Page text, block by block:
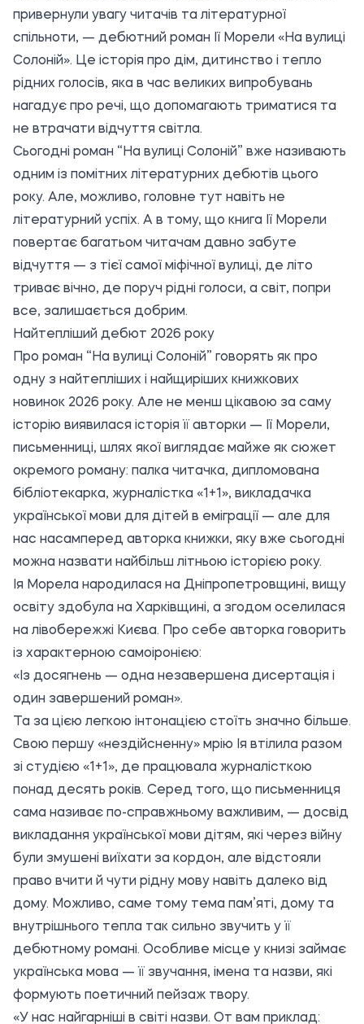
привернули увагу читачів та літературної
спільноти, — дебютний роман Ії Морели «На вулиці
Солоній». Це історія про дім, дитинство і тепло
рідних голосів, яка в час великих випробувань
нагадує про речі, що допомагають триматися та
не втрачати відчуття світла.
Сьогодні роман “На вулиці Солоній” вже називають
одним із помітних літературних дебютів цього
року. Але, можливо, головне тут навіть не
літературний успіх. А в тому, що книга Ії Морели
повертає багатьом читачам давно забуте
відчуття — з тієї самої міфічної вулиці, де літо
триває вічно, де поруч рідні голоси, а світ, попри
все, залишається добрим.
Найтепліший дебют 2026 року
Про роман “На вулиці Солоній” говорять як про
одну з найтепліших і найщиріших книжкових
новинок 2026 року. Але не менш цікавою за саму
історію виявилася історія її авторки — Ії Морели,
письменниці, шлях якої виглядає майже як сюжет
окремого роману: палка читачка, дипломована
бібліотекарка, журналістка «1+1», викладачка
української мови для дітей в еміграції — але для
нас насамперед авторка книжки, яку вже сьогодні
можна назвати найбільш літньою історією року.
Ія Морела народилася на Дніпропетровщині, вищу
освіту здобула на Харківщині, а згодом оселилася
на лівобережжі Києва. Про себе авторка говорить
із характерною самоіронією:
«Із досягнень — одна незавершена дисертація і
один завершений роман».
Та за цією легкою інтонацією стоїть значно більше.
Свою першу «нездійсненну» мрію Ія втілила разом
зі студією «1+1», де працювала журналісткою
понад десять років. Серед того, що письменниця
сама називає по-справжньому важливим, — досвід
викладання української мови дітям, які через війну
були змушені виїхати за кордон, але відстояли
право вчити й чути рідну мову навіть далеко від
дому. Можливо, саме тому тема пам’яті, дому та
внутрішнього тепла так сильно звучить у її
дебютному романі. Особливе місце у книзі займає
українська мова — її звучання, імена та назви, які
формують поетичний пейзаж твору.
«У нас найгарніші в світі назви. От вам приклад: